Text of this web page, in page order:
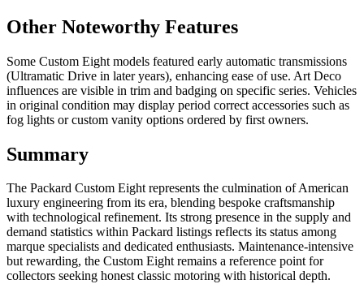
Other Noteworthy Features
Some Custom Eight models featured early automatic transmissions
(Ultramatic Drive in later years), enhancing ease of use. Art Deco
influences are visible in trim and badging on specific series. Vehicles
in original condition may display period correct accessories such as
fog lights or custom vanity options ordered by first owners.
Summary
The Packard Custom Eight represents the culmination of American
luxury engineering from its era, blending bespoke craftsmanship
with technological refinement. Its strong presence in the supply and
demand statistics within Packard listings reflects its status among
marque specialists and dedicated enthusiasts. Maintenance-intensive
but rewarding, the Custom Eight remains a reference point for
collectors seeking honest classic motoring with historical depth.